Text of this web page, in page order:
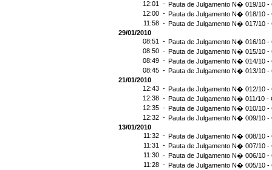
12:01 - Pauta de Julgamento N� 019/10 -
12:00 - Pauta de Julgamento N� 018/10 -
11:58 - Pauta de Julgamento N� 017/10 -
29/01/2010
08:51 - Pauta de Julgamento N� 016/10 -
08:50 - Pauta de Julgamento N� 015/10 -
08:49 - Pauta de Julgamento N� 014/10 -
08:45 - Pauta de Julgamento N� 013/10 -
21/01/2010
12:43 - Pauta de Julgamento N� 012/10 -
12:38 - Pauta de Julgamento N� 011/10 -
12:35 - Pauta de Julgamento N� 010/10 -
12:32 - Pauta de Julgamento N� 009/10 -
13/01/2010
11:32 - Pauta de Julgamento N� 008/10 -
11:31 - Pauta de Julgamento N� 007/10 -
11:30 - Pauta de Julgamento N� 006/10 -
11:28 - Pauta de Julgamento N� 005/10 -